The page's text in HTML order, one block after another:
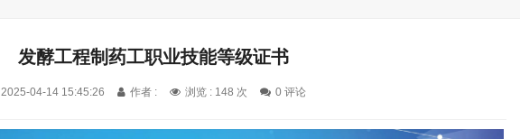
发酵工程制药工职业技能等级证书
2025-04-14 15:45:26 作者 : 浏览 : 148 次 0 评论